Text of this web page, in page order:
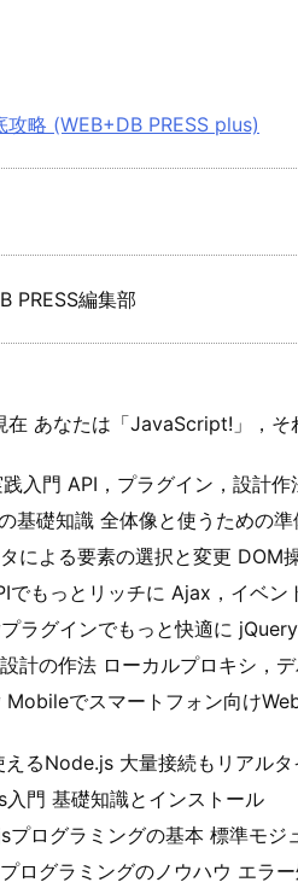
略 (WEB+DB PRESS plus)
PRESS編集部
あなたは「JavaScript!」，そ
入門 API，プラグイン，設計
基礎知識 全体像と使うための準
による要素の選択と変更 DOM
でもっとリッチに Ajax，イベン
ラグインでもっと快適に
計の作法 ローカルプロキシ，
でスマートフォン向け
るNode.js 大量接続もリアルタ
門 基礎知識とインストール
プログラミングの基本 標準モ
ログラミングのノウハウ エラ